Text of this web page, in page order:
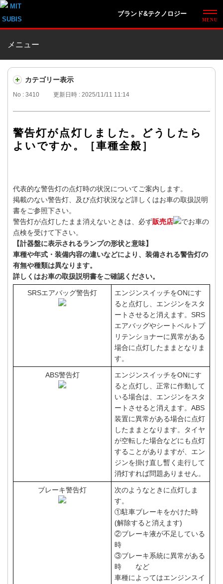
ブランド&テクノロジー
メニュー
カテゴリー表示
No : 3410 更新日時 : 2025/11/11 11:14
警告灯が点灯しました。どうしたら
よいですか。［車種全般］
代表的な警告灯の点灯時の状況についてご案内します。
掲載のない警告灯、及び点灯状況など詳しくはお車の取扱説明
書をご参照下さい。
警告灯が点灯したまま消えないときは、必ず販売店
でお車の
点検を受けて下さい。
【計器盤に表示されるランプの形状と意味】
車種や年式・装備内容の違いなどにより、装備される警告灯の
有無や種類は異なります。
詳しくはお車の取扱説明書をご確認ください。
SRSエアバッグ警告灯
エンジンスイッチをONにす
ると点灯し、エンジンをスタ
ートさせると消えます。SRS
エアバッグやシートベルトプ
リテンショナーに異常がある
場合に点灯したままとなりま
す。
ABS警告灯
エンジンスイッチをONにす
ると点灯し、正常に作動して
いる場合は、エンジンをスタ
ートさせると消えます。ABS
装置に異常がある場合に点灯
したままとなります。タイヤ
が空転した場合などにも点灯
することがありますが、エン
ジンを掛け直し暫く走行して
消灯すれば問題ありません。
ブレーキ警告灯
次のようなときに点灯しま
す。
①駐車ブレーキをかけた時
(解除すると消えます)
②ブレーキ液が不足している
時
③ブレーキ系統に異常がある
時 など
車種によってはエンジンスイ